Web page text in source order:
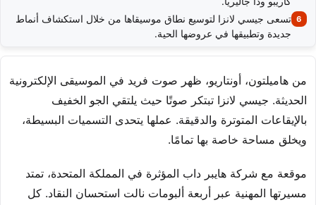
تسعى جيسي لانزا لتوسيع نطاق موسيقاها من خلال استكشاف أنماط
جديدة وتطبيقها في عروضها الحية.
من هاميلتون، أونتاريو، ظهر صوت فريد في الموسيقى الإلكترونية
الحديثة. جيسي لانزا تبتكر صوتًا حيث يلتقي الجو الخفيف
بالإيقاعات المتوترة والدقيقة. عملها يتحدى التسميات البسيطة،
ويخلق مساحة خاصة بها تمامًا.
موقعة مع شركة هايبر داب المؤثرة في المملكة المتحدة، تمتد
مسيرتها المهنية عبر أربعة ألبومات نالت استحسان النقاد. كل